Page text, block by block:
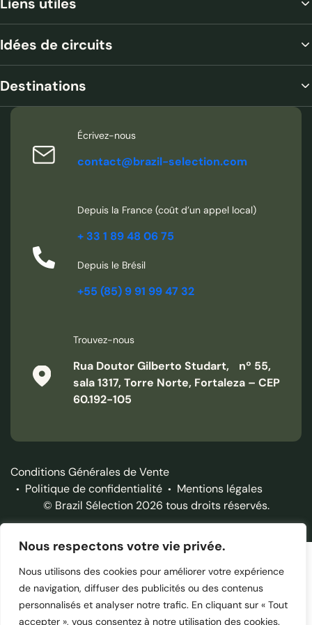
Nous respectons votre vie privée.
Nous utilisons des cookies pour améliorer votre expérience
de navigation, diffuser des publicités ou des contenus
personnalisés et analyser notre trafic. En cliquant sur « Tout
accepter », vous consentez à notre utilisation des cookies.
de Paris !
Petit déjeuner buffet brésilien à l’hôtel.
Matinée libre pour profiter de votre hôtel ou encore pour
d’Itaipu ou encore de faire une balade à pied en forêt (nous
Check out de l’hôtel à midi.
Débit puissant des chutes d’Iguaçu
Idées de circuits
Destinations
Écrivez-nous
contact@brazil-selection.com
Depuis la France (coût d’un appel local)
+ 33 1 89 48 06 75
Depuis le Brésil
+55 (85) 9 91 99 47 32
Trouvez-nous
Rua Doutor Gilberto Studart, nº 55,
sala 1317, Torre Norte, Fortaleza – CEP
60.192-105
Conditions Générales de Vente
Politique de confidentialité
Mentions légales
© Brazil Sélection 2026 tous droits réservés.